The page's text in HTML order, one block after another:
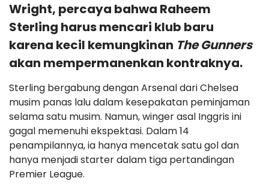
Wright, percaya bahwa Raheem
Sterling harus mencari klub baru
karena kecil kemungkinan The Gunners
akan mempermanenkan kontraknya.
Sterling bergabung dengan Arsenal dari Chelsea
musim panas lalu dalam kesepakatan peminjaman
selama satu musim. Namun, winger asal Inggris ini
gagal memenuhi ekspektasi. Dalam 14
penampilannya, ia hanya mencetak satu gol dan
hanya menjadi starter dalam tiga pertandingan
Premier League.